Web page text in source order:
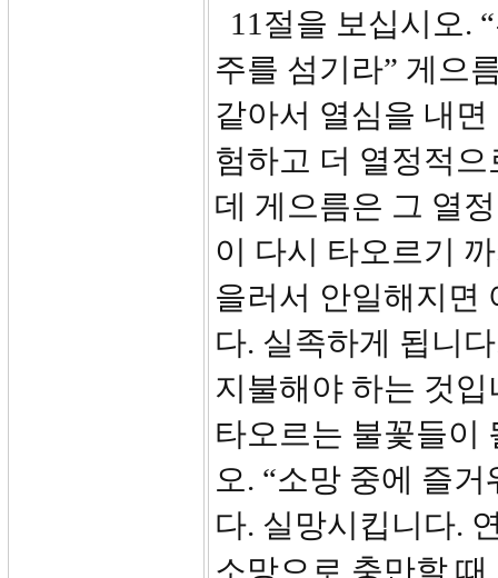
11절을 보십시오.
주를 섬기라” 게으
같아서 열심을 내
험하고 더 열정적
데 게으름은 그 열
이 다시 타오르기
을러서 안일해지면
다. 실족하게 됩니
지불해야 하는 것
타오르는 불꽃들이
오. “소망 중에 즐
다. 실망시킵니다.
소망으로 충만할